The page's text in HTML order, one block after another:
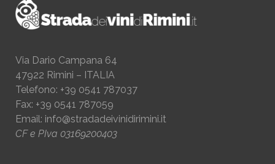
Via Dario Campana 64
47922 Rimini – ITALIA
Telefono: +39 0541 787037
Fax: +39 0541 787059
Email: info@stradadeivinidirimini.it
CF e PIva 03169200403